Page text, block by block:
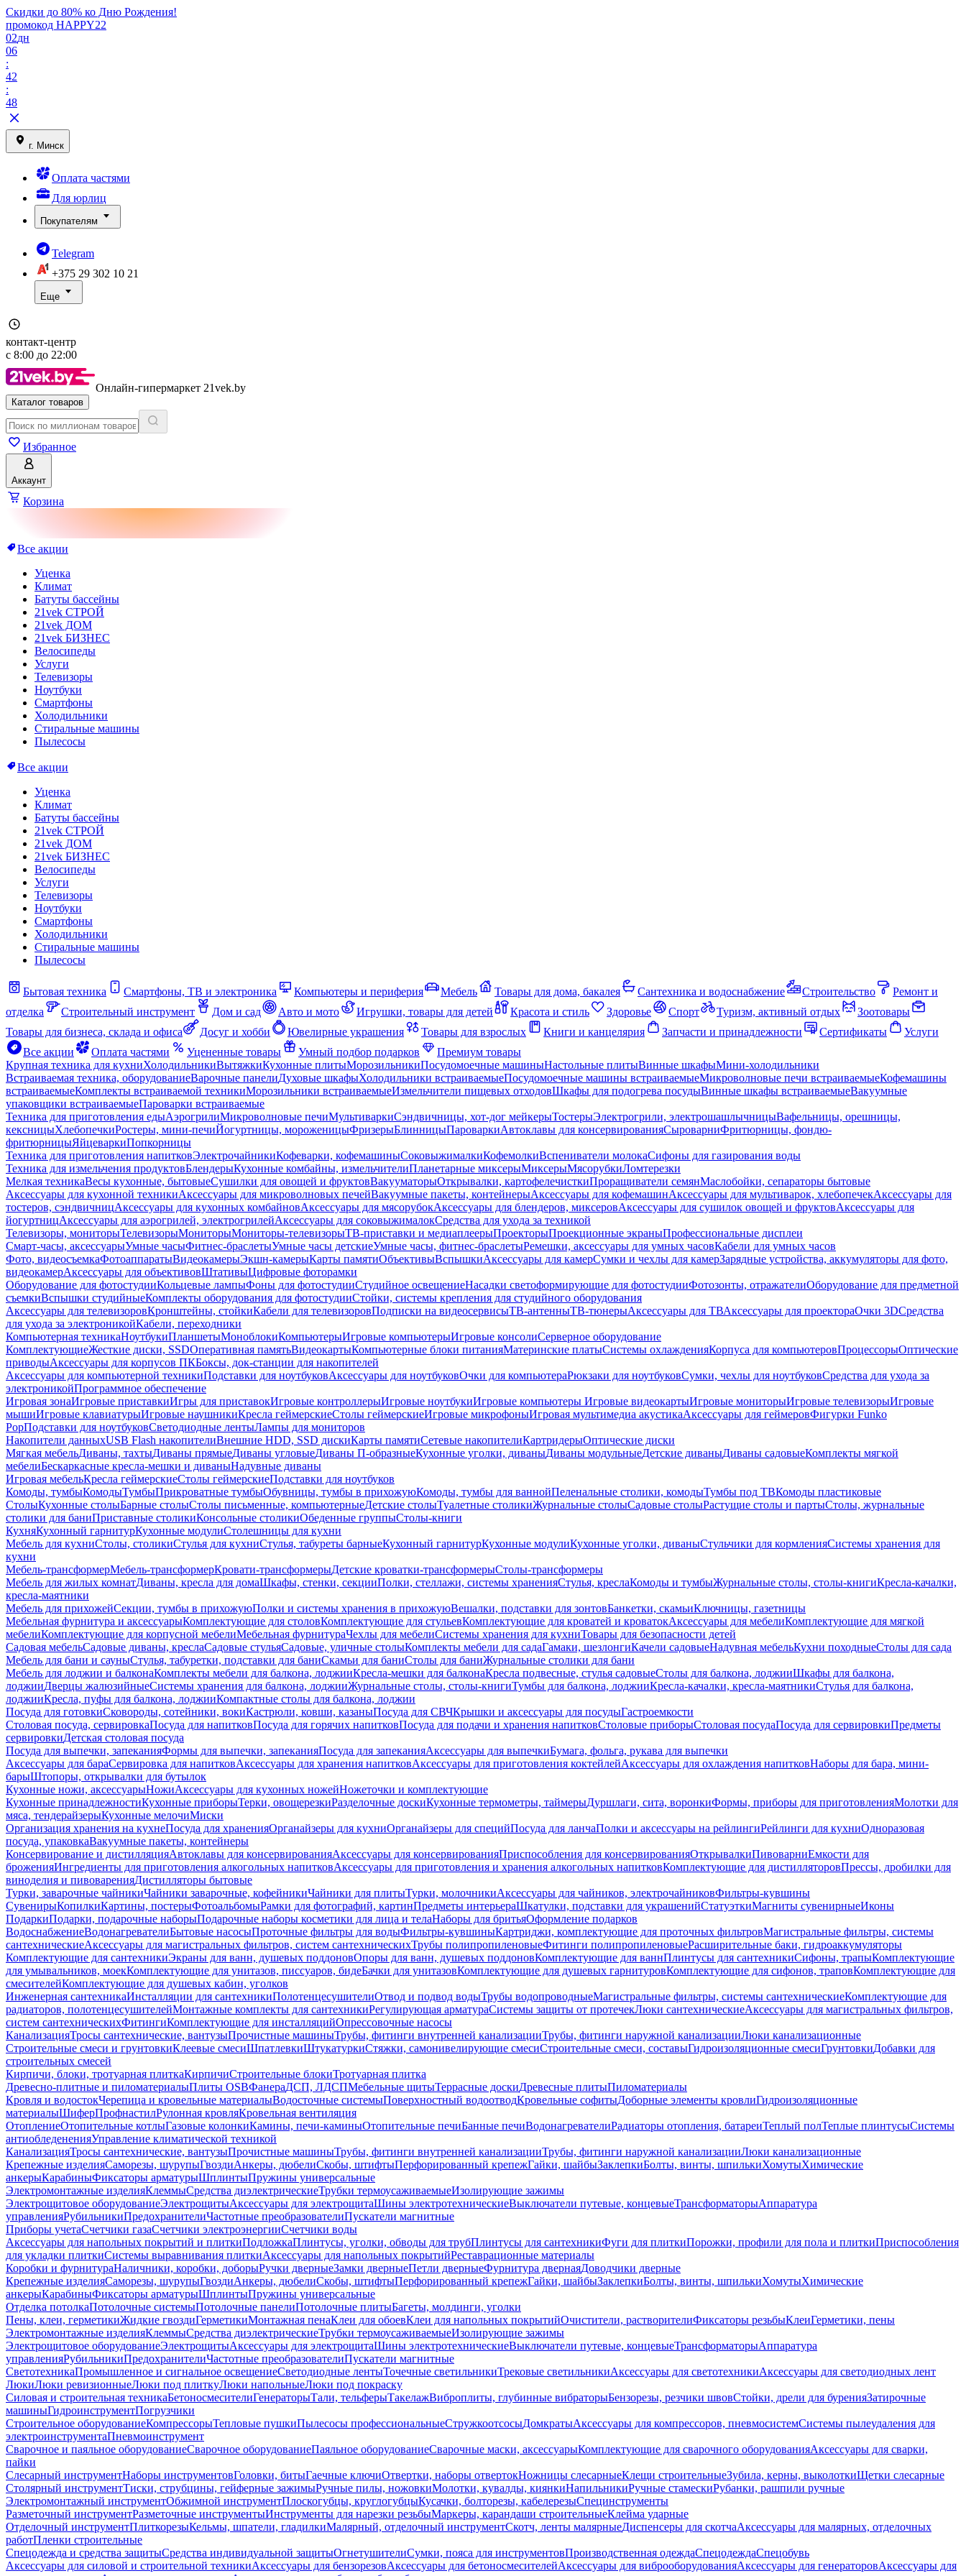
Скидки до 80% ко Дню Рождения!
промокод HAPPY22
02дн
06
:
42
:
48
г. Минск
Оплата частями
Для юрлиц
Покупателям
Telegram
+375 29 302 10 21
Еще
контакт-центр
с 8:00 до 22:00
Онлайн-гипермаркет 21vek.by
Каталог товаров
Избранное
Аккаунт
Корзина
Все акции
Уценка
Климат
Батуты бассейны
21vek СТРОЙ
21vek ДОМ
21vek БИЗНЕС
Велосипеды
Услуги
Телевизоры
Ноутбуки
Смартфоны
Холодильники
Стиральные машины
Пылесосы
Все акции
Уценка
Климат
Батуты бассейны
21vek СТРОЙ
21vek ДОМ
21vek БИЗНЕС
Велосипеды
Услуги
Телевизоры
Ноутбуки
Смартфоны
Холодильники
Стиральные машины
Пылесосы
Бытовая техника Смартфоны, ТВ и электроника Компьютеры и периферия Мебель Товары для дома, бакалея Сантехника и водоснабжение Строительство
Ремонт и
отделка
Строительный инструмент Дом и сад Авто и мото Игрушки, товары для детей Красота и стиль Здоровье Спорт Туризм, активный отдых
Зоотовары
Товары для бизнеса, склада и офиса
Досуг и хобби Ювелирные украшения Товары для взрослых Книги и канцелярия Запчасти и принадлежности Сертификаты
Услуги
Все акции
Оплата частями Уцененные товары Умный подбор подарков
Премиум товары
Крупная техника для кухниХолодильникиВытяжкиКухонные плитыМорозильникиПосудомоечные машиныНастольные плитыВинные шкафыМини-холодильники
Встраиваемая техника, оборудованиеВарочные панелиДуховые шкафыХолодильники встраиваемыеПосудомоечные машины встраиваемыеМикроволновые печи встраиваемыеКофемашины
встраиваемыеКомплекты встраиваемой техникиМорозильники встраиваемыеИзмельчители пищевых отходовШкафы для подогрева посудыВинные шкафы встраиваемыеВакуумные
упаковщики встраиваемыеПароварки встраиваемые
Техника для приготовления едыАэрогрилиМикроволновые печиМультиваркиСэндвичницы, хот-дог мейкерыТостерыЭлектрогрили, электрошашлычницыВафельницы, орешницы,
кексницыХлебопечкиРостеры, мини-печиЙогуртницы, мороженицыФризерыБлинницыПароваркиАвтоклавы для консервированияСыроварниФритюрницы, фондю-
фритюрницыЯйцеваркиПопкорницы
Техника для приготовления напитковЭлектрочайникиКофеварки, кофемашиныСоковыжималкиКофемолкиВспениватели молокаСифоны для газирования воды
Техника для измельчения продуктовБлендерыКухонные комбайны, измельчителиПланетарные миксерыМиксерыМясорубкиЛомтерезки
Мелкая техникаВесы кухонные, бытовыеСушилки для овощей и фруктовВакууматорыОткрывалки, картофелечисткиПроращиватели семянМаслобойки, сепараторы бытовые
Аксессуары для кухонной техникиАксессуары для микроволновых печейВакуумные пакеты, контейнерыАксессуары для кофемашинАксессуары для мультиварок, хлебопечекАксессуары для
тостеров, сэндвичницАксессуары для кухонных комбайновАксессуары для мясорубокАксессуары для блендеров, миксеровАксессуары для сушилок овощей и фруктовАксессуары для
йогуртницАксессуары для аэрогрилей, электрогрилейАксессуары для соковыжималокСредства для ухода за техникой
Телевизоры, мониторыТелевизорыМониторыМониторы-телевизорыТВ-приставки и медиаплеерыПроекторыПроекционные экраныПрофессиональные дисплеи
Смарт-часы, аксессуарыУмные часыФитнес-браслетыУмные часы детскиеУмные часы, фитнес-браслетыРемешки, аксессуары для умных часовКабели для умных часов
Фото, видеосъемкаФотоаппаратыВидеокамерыЭкшн-камерыКарты памятиОбъективыВспышкиАксессуары для камерСумки и чехлы для камерЗарядные устройства, аккумуляторы для фото,
видеокамерАксессуары для объективовШтативыЦифровые фоторамки
Оборудование для фотостудииКольцевые лампыФоны для фотостудииСтудийное освещениеНасадки светоформирующие для фотостудииФотозонты, отражателиОборудование для предметной
съемкиВспышки студийныеКомплекты оборудования для фотостудииСтойки, системы крепления для студийного оборудования
Аксессуары для телевизоровКронштейны, стойкиКабели для телевизоровПодписки на видеосервисыТВ-антенныТВ-тюнерыАксессуары для ТВАксессуары для проектораОчки 3DСредства
для ухода за электроникойКабели, переходники
Компьютерная техникаНоутбукиПланшетыМоноблокиКомпьютерыИгровые компьютерыИгровые консолиСерверное оборудование
КомплектующиеЖесткие диски, SSDОперативная памятьВидеокартыКомпьютерные блоки питанияМатеринские платыСистемы охлажденияКорпуса для компьютеровПроцессорыОптические
приводыАксессуары для корпусов ПКБоксы, док-станции для накопителей
Аксессуары для компьютерной техникиПодставки для ноутбуковАксессуары для ноутбуковОчки для компьютераРюкзаки для ноутбуковСумки, чехлы для ноутбуковСредства для ухода за
электроникойПрограммное обеспечение
Игровая зонаИгровые приставкиИгры для приставокИгровые контроллерыИгровые ноутбукиИгровые компьютеры Игровые видеокартыИгровые мониторыИгровые телевизорыИгровые
мышиИгровые клавиатурыИгровые наушникиКресла геймерскиеСтолы геймерскиеИгровые микрофоныИгровая мультимедиа акустикаАксессуары для геймеровФигурки Funko
PopПодставки для ноутбуковСветодиодные лентыЛампы для мониторов
Накопители данныхUSB Flash накопителиВнешние HDD, SSD дискиКарты памятиСетевые накопителиКартридерыОптические диски
Мягкая мебельДиваны, тахтыДиваны прямыеДиваны угловыеДиваны П-образныеКухонные уголки, диваныДиваны модульныеДетские диваныДиваны садовыеКомплекты мягкой
мебелиБескаркасные кресла-мешки и диваныНадувные диваны
Игровая мебельКресла геймерскиеСтолы геймерскиеПодставки для ноутбуков
Комоды, тумбыКомодыТумбыПрикроватные тумбыОбувницы, тумбы в прихожуюКомоды, тумбы для ваннойПеленальные столики, комодыТумбы под ТВКомоды пластиковые
СтолыКухонные столыБарные столыСтолы письменные, компьютерныеДетские столыТуалетные столикиЖурнальные столыСадовые столыРастущие столы и партыСтолы, журнальные
столики для баниПриставные столикиКонсольные столикиОбеденные группыСтолы-книги
КухняКухонный гарнитурКухонные модулиСтолешницы для кухни
Мебель для кухниСтолы, столикиСтулья для кухниСтулья, табуреты барныеКухонный гарнитурКухонные модулиКухонные уголки, диваныСтульчики для кормленияСистемы хранения для
кухни
Мебель-трансформерМебель-трансформерКровати-трансформерыДетские кроватки-трансформерыСтолы-трансформеры
Мебель для жилых комнатДиваны, кресла для домаШкафы, стенки, секцииПолки, стеллажи, системы храненияСтулья, креслаКомоды и тумбыЖурнальные столы, столы-книгиКресла-качалки,
кресла-маятники
Мебель для прихожейСекции, тумбы в прихожуюПолки и системы хранения в прихожуюВешалки, подставки для зонтовБанкетки, скамьиКлючницы, газетницы
Мебельная фурнитура и аксессуарыКомплектующие для столовКомплектующие для стульевКомплектующие для кроватей и кроватокАксессуары для мебелиКомплектующие для мягкой
мебелиКомплектующие для корпусной мебелиМебельная фурнитураЧехлы для мебелиСистемы хранения для кухниТовары для безопасности детей
Садовая мебельСадовые диваны, креслаСадовые стульяСадовые, уличные столыКомплекты мебели для садаГамаки, шезлонгиКачели садовыеНадувная мебельКухни походныеСтолы для сада
Мебель для бани и сауныСтулья, табуретки, подставки для баниСкамьи для баниСтолы для баниЖурнальные столики для бани
Мебель для лоджии и балконаКомплекты мебели для балкона, лоджииКресла-мешки для балконаКресла подвесные, стулья садовыеСтолы для балкона, лоджииШкафы для балкона,
лоджииДверцы жалюзийныеСистемы хранения для балкона, лоджииЖурнальные столы, столы-книгиТумбы для балкона, лоджииКресла-качалки, кресла-маятникиСтулья для балкона,
лоджииКресла, пуфы для балкона, лоджииКомпактные столы для балкона, лоджии
Посуда для готовкиСковороды, сотейники, вокиКастрюли, ковши, казаныПосуда для СВЧКрышки и аксессуары для посудыГастроемкости
Столовая посуда, сервировкаПосуда для напитковПосуда для горячих напитковПосуда для подачи и хранения напитковСтоловые приборыСтоловая посудаПосуда для сервировкиПредметы
сервировкиДетская столовая посуда
Посуда для выпечки, запеканияФормы для выпечки, запеканияПосуда для запеканияАксессуары для выпечкиБумага, фольга, рукава для выпечки
Аксессуары для бараСервировка для напитковАксессуары для хранения напитковАксессуары для приготовления коктейлейАксессуары для охлаждения напитковНаборы для бара, мини-
барыШтопоры, открывалки для бутылок
Кухонные ножи, аксессуарыНожиАксессуары для кухонных ножейНожеточки и комплектующие
Кухонные принадлежностиКухонные приборыТерки, овощерезкиРазделочные доскиКухонные термометры, таймерыДуршлаги, сита, воронкиФормы, приборы для приготовленияМолотки для
мяса, тендерайзерыКухонные мелочиМиски
Организация хранения на кухнеПосуда для храненияОрганайзеры для кухниОрганайзеры для специйПосуда для ланчаПолки и аксессуары на рейлингиРейлинги для кухниОдноразовая
посуда, упаковкаВакуумные пакеты, контейнеры
Консервирование и дистилляцияАвтоклавы для консервированияАксессуары для консервированияПриспособления для консервированияОткрывалкиПивоварниЕмкости для
броженияИнгредиенты для приготовления алкогольных напитковАксессуары для приготовления и хранения алкогольных напитковКомплектующие для дистилляторовПрессы, дробилки для
виноделия и пивоваренияДистилляторы бытовые
Турки, заварочные чайникиЧайники заварочные, кофейникиЧайники для плитыТурки, молочникиАксессуары для чайников, электрочайниковФильтры-кувшины
СувенирыКопилкиКартины, постерыФотоальбомыРамки для фотографий, картинПредметы интерьераШкатулки, подставки для украшенийСтатуэткиМагниты сувенирныеИконы
ПодаркиПодарки, подарочные наборыПодарочные наборы косметики для лица и телаНаборы для бритьяОформление подарков
ВодоснабжениеВодонагревателиБытовые насосыПроточные фильтры для водыФильтры-кувшиныКартриджи, комплектующие для проточных фильтровМагистральные фильтры, системы
сантехническиеАксессуары для магистральных фильтров, систем сантехническихТрубы полипропиленовыеФитинги полипропиленовыеРасширительные баки, гидроаккумуляторы
Комплектующие для сантехникиЭкраны для ванн, душевых поддоновОпоры для ванн, душевых поддоновКомплектующие для ваннПлинтусы для сантехникиСифоны, трапыКомплектующие
для умывальников, моекКомплектующие для унитазов, писсуаров, бидеБачки для унитазовКомплектующие для душевых гарнитуровКомплектующие для сифонов, траповКомплектующие для
смесителейКомплектующие для душевых кабин, уголков
Инженерная сантехникаИнсталляции для сантехникиПолотенцесушителиОтвод и подвод водыТрубы водопроводныеМагистральные фильтры, системы сантехническиеКомплектующие для
радиаторов, полотенцесушителейМонтажные комплекты для сантехникиРегулирующая арматураСистемы защиты от протечекЛюки сантехническиеАксессуары для магистральных фильтров,
систем сантехническихФитингиКомплектующие для инсталляцийОпрессовочные насосы
КанализацияТросы сантехнические, вантузыПрочистные машиныТрубы, фитинги внутренней канализацииТрубы, фитинги наружной канализацииЛюки канализационные
Строительные смеси и грунтовкиКлеевые смесиШпатлевкиШтукатуркиСтяжки, самонивелирующие смесиСтроительные смеси, составыГидроизоляционные смесиГрунтовкиДобавки для
строительных смесей
Кирпичи, блоки, тротуарная плиткаКирпичиСтроительные блокиТротуарная плитка
Древесно-плитные и пиломатериалыПлиты OSBФанераДСП, ЛДСПМебельные щитыТеррасные доскиДревесные плитыПиломатериалы
Кровля и водостокЧерепица и кровельные материалыВодосточные системыПоверхностный водоотводКровельные софитыДоборные элементы кровлиГидроизоляционные
материалыШиферПрофнастилРулонная кровляКровельная вентиляция
ОтоплениеОтопительные котлыГазовые колонкиКамины, печи-каминыОтопительные печиБанные печиВодонагревателиРадиаторы отопления, батареиТеплый полТеплые плинтусыСистемы
антиобледененияУправление климатической техникой
КанализацияТросы сантехнические, вантузыПрочистные машиныТрубы, фитинги внутренней канализацииТрубы, фитинги наружной канализацииЛюки канализационные
Крепежные изделияСаморезы, шурупыГвоздиАнкеры, дюбелиСкобы, штифтыПерфорированный крепежГайки, шайбыЗаклепкиБолты, винты, шпилькиХомутыХимические
анкерыКарабиныФиксаторы арматурыШплинтыПружины универсальные
Электромонтажные изделияКлеммыСредства диэлектрическиеТрубки термоусаживаемыеИзолирующие зажимы
Электрощитовое оборудованиеЭлектрощитыАксессуары для электрощитаШины электротехническиеВыключатели путевые, концевыеТрансформаторыАппаратура
управленияРубильникиПредохранителиЧастотные преобразователиПускатели магнитные
Приборы учетаСчетчики газаСчетчики электроэнергииСчетчики воды
Аксессуары для напольных покрытий и плиткиПодложкаПлинтусы, уголки, обводы для трубПлинтусы для сантехникиФуги для плиткиПорожки, профили для пола и плиткиПриспособления
для укладки плиткиСистемы выравнивания плиткиАксессуары для напольных покрытийРеставрационные материалы
Коробки и фурнитураНаличники, коробки, доборыРучки дверныеЗамки дверныеПетли дверныеФурнитура двернаяДоводчики дверные
Крепежные изделияСаморезы, шурупыГвоздиАнкеры, дюбелиСкобы, штифтыПерфорированный крепежГайки, шайбыЗаклепкиБолты, винты, шпилькиХомутыХимические
анкерыКарабиныФиксаторы арматурыШплинтыПружины универсальные
Отделка потолкаПотолочные системыПотолочные панелиПотолочные плитыБагеты, молдинги, уголки
Пены, клеи, герметикиЖидкие гвоздиГерметикиМонтажная пенаКлеи для обоевКлеи для напольных покрытийОчистители, растворителиФиксаторы резьбыКлеиГерметики, пены
Электромонтажные изделияКлеммыСредства диэлектрическиеТрубки термоусаживаемыеИзолирующие зажимы
Электрощитовое оборудованиеЭлектрощитыАксессуары для электрощитаШины электротехническиеВыключатели путевые, концевыеТрансформаторыАппаратура
управленияРубильникиПредохранителиЧастотные преобразователиПускатели магнитные
СветотехникаПромышленное и сигнальное освещениеСветодиодные лентыТочечные светильникиТрековые светильникиАксессуары для светотехникиАксессуары для светодиодных лент
ЛюкиЛюки ревизионныеЛюки под плиткуЛюки напольныеЛюки под покраску
Силовая и строительная техникаБетоносмесителиГенераторыТали, тельферыТакелажВиброплиты, глубинные вибраторыБензорезы, резчики швовСтойки, дрели для буренияЗатирочные
машиныГидроинструментПогрузчики
Строительное оборудованиеКомпрессорыТепловые пушкиПылесосы профессиональныеСтружкоотсосыДомкратыАксессуары для компрессоров, пневмосистемСистемы пылеудаления для
электроинструментаПневмоинструмент
Сварочное и паяльное оборудованиеСварочное оборудованиеПаяльное оборудованиеСварочные маски, аксессуарыКомплектующие для сварочного оборудованияАксессуары для сварки,
пайки
Слесарный инструментНаборы инструментовГоловки, битыГаечные ключиОтвертки, наборы отвертокНожницы слесарныеКлещи строительныеЗубила, керны, выколоткиЩетки слесарные
Столярный инструментТиски, струбцины, гейферные зажимыРучные пилы, ножовкиМолотки, кувалды, киянкиНапильникиРучные стамескиРубанки, рашпили ручные
Электромонтажный инструментОбжимной инструментПлоскогубцы, круглогубцыКусачки, болторезы, кабелерезыСпецинструменты
Разметочный инструментРазметочные инструментыИнструменты для нарезки резьбыМаркеры, карандаши строительныеКлейма ударные
Отделочный инструментПлиткорезыКельмы, шпатели, гладилкиМалярный, отделочный инструментСкотч, ленты малярныеДиспенсеры для скотчаАксессуары для малярных, отделочных
работПленки строительные
Спецодежда и средства защитыСредства индивидуальной защитыОгнетушителиСумки, пояса для инструментовПроизводственная одеждаСпецодеждаСпецобувь
Аксессуары для силовой и строительной техникиАксессуары для бензорезовАксессуары для бетоносмесителейАксессуары для виброоборудованияАксессуары для генераторовАксессуары для